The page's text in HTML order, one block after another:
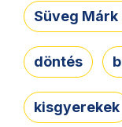
Süveg Márk
döntés
kisgyerekek